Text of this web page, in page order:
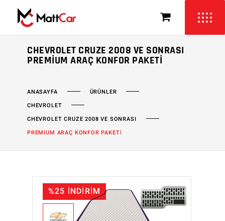
CHEVROLET CRUZE 2008 VE SONRASI
PREMIUM ARAÇ KONFOR PAKETI
ANASAYFA
ÜRÜNLER
CHEVROLET
CHEVROLET CRUZE 2008 VE SONRASI
PREMIUM ARAÇ KONFOR PAKETİ
%25 İNDİRİM